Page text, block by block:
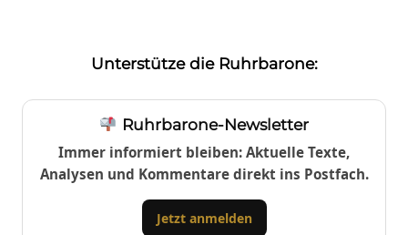
Unterstütze die Ruhrbarone:
Ruhrbarone-Newsletter
Immer informiert bleiben: Aktuelle Texte,
Analysen und Kommentare direkt ins Postfach.
Jetzt anmelden